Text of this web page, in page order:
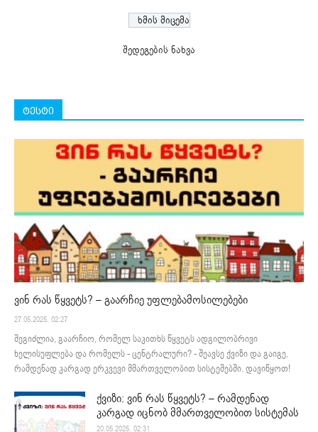
შედეგების ნახვა
ტესტი
ვინ რას წყვეტს? – გაარჩიე უფლებამოსილებები
27.05.2025. 02:27
შეგიძლია, გაარჩიო, რომელ საკითხს წყვეტს ადგილობრივი
ხელისუფლება და რომელს - ცენტრალური? - შეავსე ქვიზი და გაიგე,
რამდენად კარგად ერკვევი მმართველობით სისტემებში. დავიწყოთ!
ქვიზი: ვინ რას წყვეტს? – რამდენად
კარგად იცნობ მმართველობით სისტემას
20.05.2025. 02:31